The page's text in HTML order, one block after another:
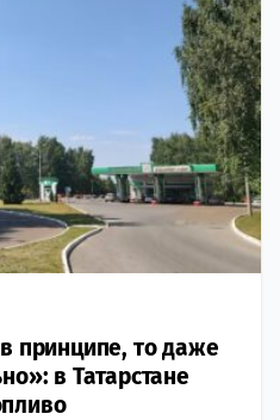
принципе, то даже
в Татарстане